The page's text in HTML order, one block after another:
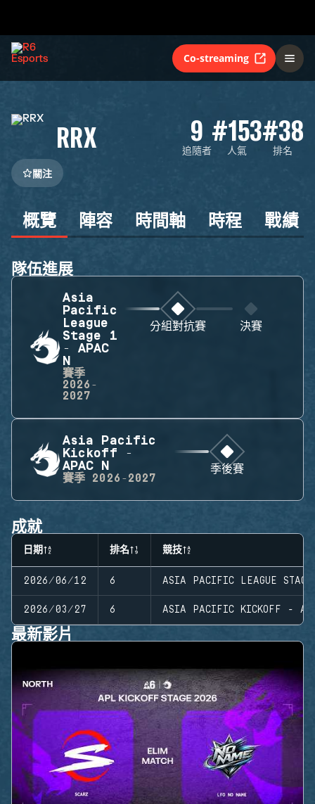
Co-streaming
RRX 9
追隨者
#153
人氣
#38
排名
關注
概覽 陣容 時間軸 時程 戰績
隊伍進展
Asia
Pacific
League
Stage 1
- APAC
N
賽季
2026-
2027
分組對抗賽 決賽
Asia Pacific
Kickoff -
APAC N
賽季 2026-2027
季後賽
成就
日期 排名 競技
2026/06/12 6 ASIA PACIFIC LEAGUE
2026/03/27 6 ASIA PACIFIC KICKOFF -
最新影片